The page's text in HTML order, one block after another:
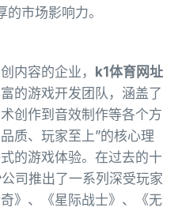
市场影响力。
内容的企业， k1体育网址
的游戏开发团队，涵盖了
创作到音效制作等各个方
质、玩家至上”的核心理
的游戏体验。在过去的十
公司推出了一系列深受玩家
》、《星际战士》、《无